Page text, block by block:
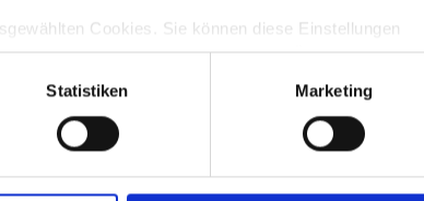
Cookies. Sie können diese Einstellungen
zur Funktionsweise und eine Übersicht zu den
Statistiken Marketing